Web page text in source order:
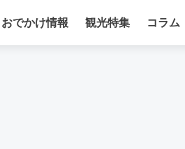
おでかけ情報 観光特集 コラム